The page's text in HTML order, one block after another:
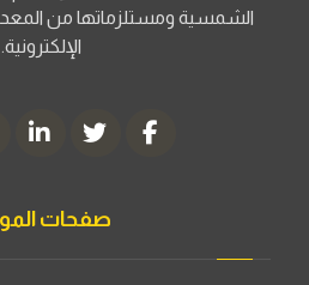
الشمسية ومستلزماتها من
الإلكترونية.
صفحات